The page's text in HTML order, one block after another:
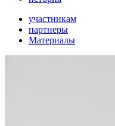
участникам
партнеры
Материалы